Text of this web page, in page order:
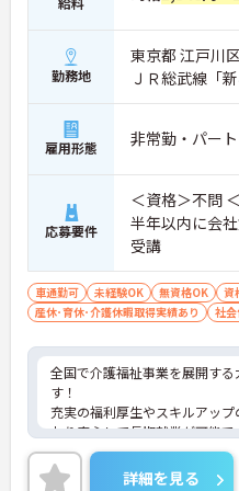
勤務地
東京都 江戸川
ＪＲ総武線「
雇用形態 非常勤・パー
応募要件
＜資格＞不問
半年以内に会
受講
車通勤可 未経験OK 無資格OK 資
産休･育休･介護休暇取得実績あり
社
全国で介護福祉事業を展開す
す！
充実の福利厚生やスキルアップ
おり安心して長期就業が可能で
ご興味ある方には、面接のポ
細をお話致しますのでお気軽に
詳細を見る